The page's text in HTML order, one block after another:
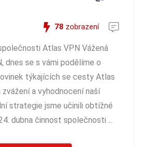
78 zobrazení
Atlas VPN Vážená
dnes se s vámi podělíme o
týkajících se cesty Atlas
a vyhodnocení naší
strategie jsme učinili obtížné
dubna činnost společnosti ...